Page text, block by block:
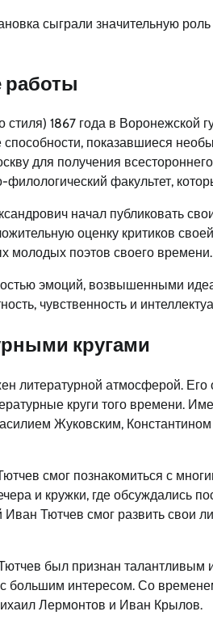
сыграли значительную
работы
стиля) 1867 года в
показавшиеся
для получения
филологический факультет,
начал публиковать
оценку критиков
молодых поэтов своего времени.
эмоций, возвышенными
чувственность и
кругами
литературной атмосферой.
круги того времени.
Жуковским,
смог познакомиться с
и кружки, где обсуждались
Тютчев смог развить свои
был признан талантливым
большим интересом. Со
Лермонтов и Иван Крылов.